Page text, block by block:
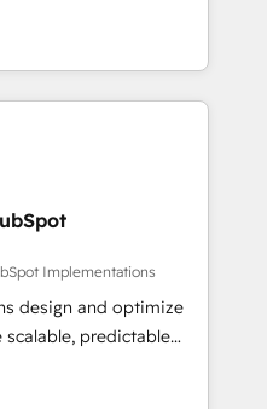
AI services. 🧩
with custom
experts en
Revops, CRM et
With over 115
growth, revops,
on EMEA - USA
Implementations
design and optimize
predictable
strategic RevOps